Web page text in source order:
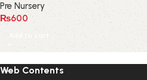
Pre Nursery
₨600
Add to cart
Web Contents